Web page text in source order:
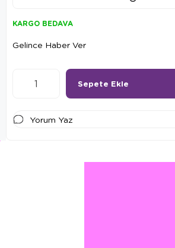
KARGO BEDAVA
Gelince Haber Ver
Yorum Yaz